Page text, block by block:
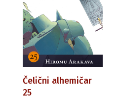
Čelični alhemičar
25